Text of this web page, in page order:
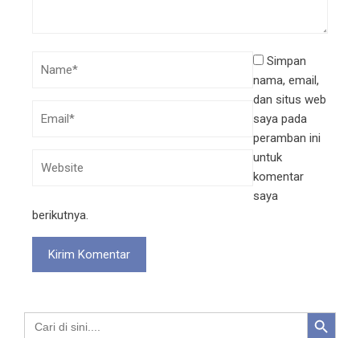
Simpan
nama, email,
dan situs web
saya pada
peramban ini
untuk
komentar
saya
berikutnya.
Search
for:
Search Button